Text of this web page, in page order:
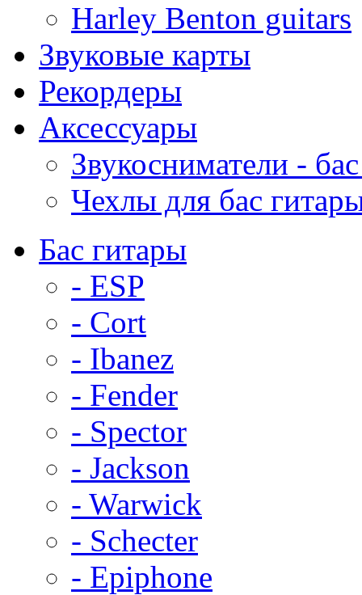
Harley Benton guitars
Звуковые карты
Рекордеры
Аксессуары
Звукосниматели -
Чехлы для бас
Бас гитары
- ESP
- Cort
- Ibanez
- Fender
- Spector
- Jackson
- Warwick
- Schecter
- Epiphone